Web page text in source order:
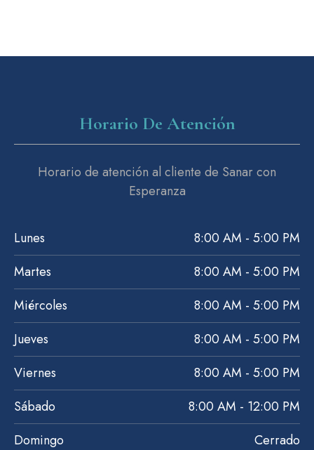
Horario De Atención
Horario de atención al cliente de Sanar con
Esperanza
Lunes
8:00 AM - 5:00 PM
Martes
8:00 AM - 5:00 PM
Miércoles
8:00 AM - 5:00 PM
Jueves
8:00 AM - 5:00 PM
Viernes
8:00 AM - 5:00 PM
Sábado
8:00 AM - 12:00 PM
Domingo
Cerrado